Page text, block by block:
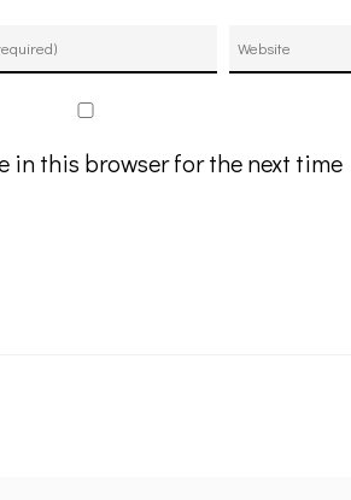
in this browser for the next